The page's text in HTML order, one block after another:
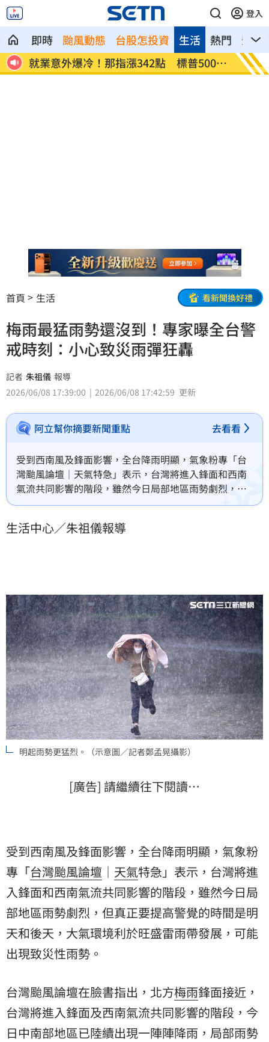
登入
即時 颱風動態 台股怎投資 熱門 影音
生活
炸
就業意外爆冷！那指漲342點 標普500新
高
美通
關稅
首頁 生活 看新聞換好禮
梅雨最猛雨勢還沒到！專家曝全台警
戒時刻：小心致災雨彈狂轟
記者 朱祖儀 報導
2026/06/08 17:39:00
2026/06/08 17:42:59 更新
阿立幫你摘要新聞重點 去看看
受到西南風及鋒面影響，全台降雨明顯，氣象粉專「台
灣颱風論壇｜天氣特急」表示，台灣將進入鋒面和西南
氣流共同影響的階段，雖然今日局部地區雨勢劇烈，但
真正要提高警覺的時間是明天和後天，大氣環境利於旺
生活中心／朱祖儀報導
明起雨勢更猛烈。（示意圖／記者鄭孟晃攝影）
[廣告] 請繼續往下閱讀…
受到西南風及鋒面影響，全台降雨明顯，氣象粉
專「台灣颱風論壇 ｜ 天氣特急」表示，台灣將進
入鋒面和西南氣流共同影響的階段，雖然今日局
部地區雨勢劇烈，但真正要提高警覺的時間是明
天和後天，大氣環境利於旺盛雷雨帶發展，可能
出現致災性雨勢。
台灣颱風論壇在臉書指出，北方梅雨鋒面接近，
台灣將進入鋒面及西南氣流共同影響的階段，今
日中南部地區已陸續出現一陣陣降雨，局部雨勢